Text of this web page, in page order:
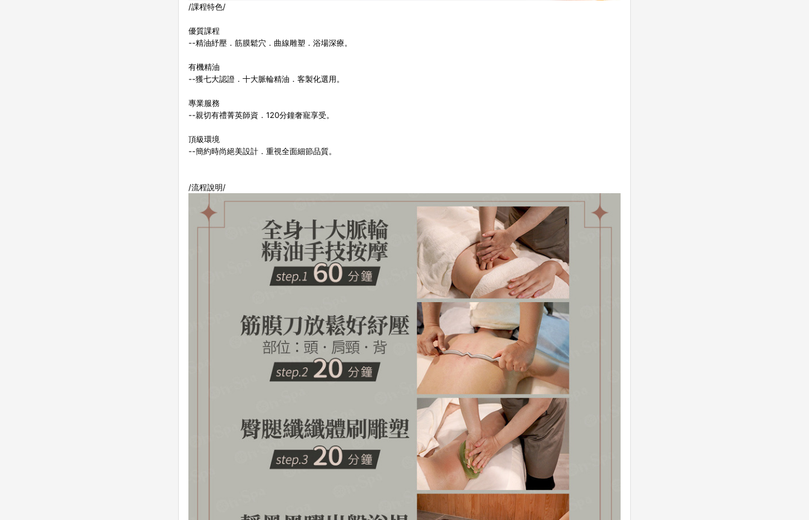
/課程特色/
優質課程
--精油紓壓．筋膜鬆穴．曲線雕塑．浴場深療。
有機精油
--獲七大認證．十大脈輪精油．客製化選用。
專業服務
--親切有禮菁英師資．120分鐘奢寵享受。
頂級環境
--簡約時尚絕美設計．重視全面細節品質。
/流程說明/